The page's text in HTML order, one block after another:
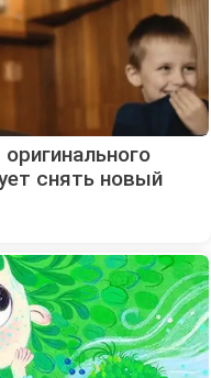
снять новый